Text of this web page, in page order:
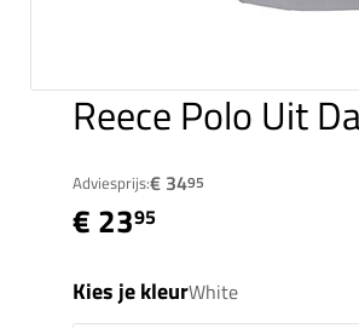
Reece Polo Uit
Adviesprijs:€ 3495
€ 2395
Kies je kleurWhite